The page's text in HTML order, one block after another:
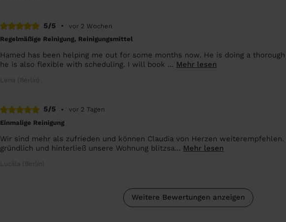
5/5 •
vor 2 Wochen
Regelmäßige Reinigung, Reinigungsmittel
Hamed has been helping me out for some months now. He is doing a
he is also flexible with scheduling. I will book ... Mehr lesen
Lena (Berlin)
5/5 •
vor 2 Tagen
Einmalige Reinigung
Wir sind mehr als zufrieden und können Claudia von Herzen
gründlich und hinterließ unsere Wohnung blitzsa... Mehr lesen
Lucilla (Berlin)
Weitere Bewertungen anzeigen